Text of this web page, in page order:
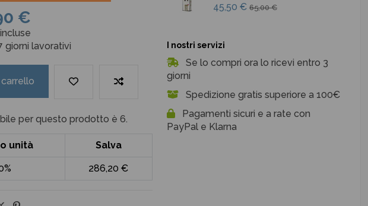
€
giorni lavorativi
per questo prodotto è 6.
unità Salva
286,20 €
45,50 € 65,00 €
I nostri servizi
Se lo compri ora lo ricevi entro 3
giorni
Spedizione gratis superiore a 100€
Pagamenti sicuri e a rate con
PayPal e Klarna